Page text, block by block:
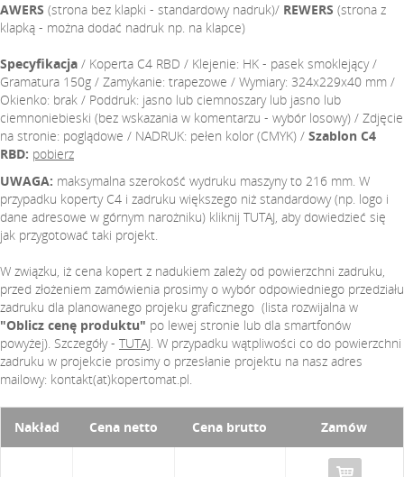
AWERS (strona bez klapki - standardowy nadruk)/ REWERS (strona z
klapką - można dodać nadruk np. na klapce)
Specyfikacja / Koperta C4 RBD / Klejenie: HK - pasek smoklejący /
Gramatura 150g / Zamykanie: trapezowe / Wymiary: 324x229x40 mm /
Okienko: brak / Poddruk: jasno lub ciemnoszary lub jasno lub
ciemnoniebieski (bez wskazania w komentarzu - wybór losowy) / Zdjęcie
na stronie: poglądowe / NADRUK: pełen kolor (CMYK) / Szablon C4
RBD: pobierz
UWAGA: maksymalna szerokość wydruku maszyny to 216 mm. W
przypadku koperty C4 i zadruku większego niż standardowy (np. logo i
dane adresowe w górnym narożniku) kliknij TUTAJ, aby dowiedzieć się
jak przygotować taki projekt.
W związku, iż cena kopert z nadukiem zależy od powierzchni zadruku,
przed złożeniem zamówienia prosimy o wybór odpowiedniego przedziału
zadruku dla planowanego projeku graficznego (lista rozwijalna w
"Oblicz cenę produktu" po lewej stronie lub dla smartfonów
powyżej). Szczegóły - TUTAJ. W przypadku wątpliwości co do powierzchni
zadruku w projekcie prosimy o przesłanie projektu na nasz adres
mailowy: kontakt(at)kopertomat.pl.
Nakład Cena netto Cena brutto Zamów